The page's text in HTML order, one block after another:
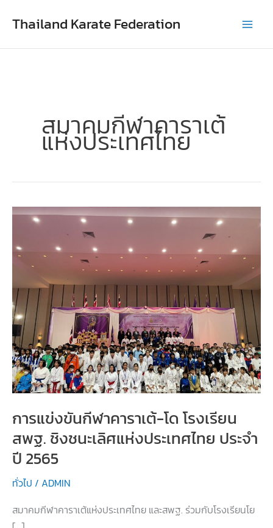
Thailand Karate Federation
สมาคมกีฬาคาราเต้
แห่งประเทศไทย
การแข่งขันกีฬาคาราเต้-โด โรงเรียน
สพฐ. ชิงชนะเลิศแห่งประเทศไทย ประจำ
ปี 2565
ทั่วไป / ADMIN
สมาคมกีฬาคาราเต้แห่งประเทศไทย และสพฐ. ร่วมกับโรงเรียนโย